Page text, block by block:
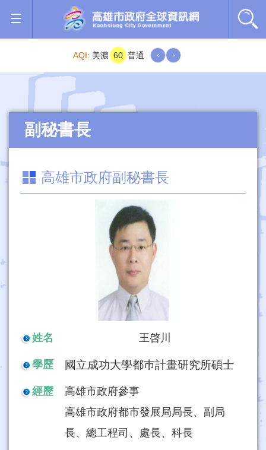
跳到主要內容區塊
AQI: 美濃 60 普通 ‹ ›
副秘書長
高雄市政府副秘書長
姓名 王啓川
學歷 國立成功大學都巿計畫研究所碩士
經歷
高雄市政府參事
高雄市政府都市發展局局長、副局
長、總工程司、處長、科長